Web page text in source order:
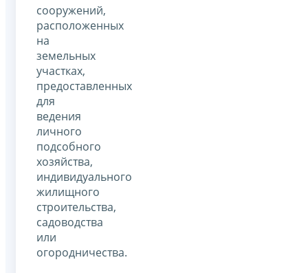
сооружений,
расположенных
на
земельных
участках,
предоставленных
для
ведения
личного
подсобного
хозяйства,
индивидуального
жилищного
строительства,
садоводства
или
огородничества.